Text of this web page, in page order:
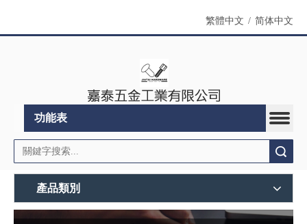
繁體中文 / 简体中文
功能表
產品類別